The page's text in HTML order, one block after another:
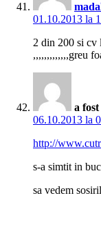
01.10.2013 la
2 din 200 si cv
,,,,,,,,,,,,,greu
a
06.10.2013 la
http://
s-a simtit in
sa vedem